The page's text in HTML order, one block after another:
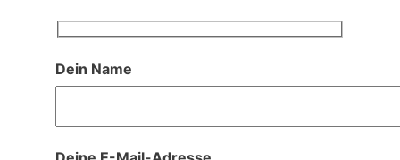
Dein Name